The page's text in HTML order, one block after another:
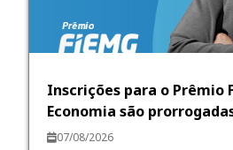
Inscrições para o Prêmio
Economia são
07/08/2026